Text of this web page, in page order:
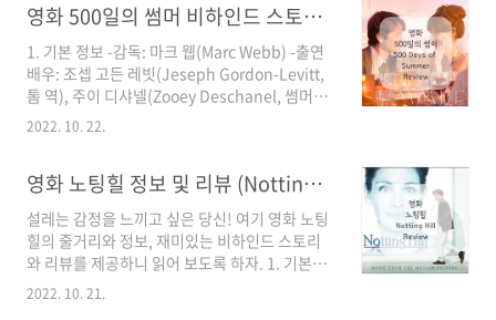
윅(Greta Gerwig, 샐리 역), 우디 앨런(Woody
Allen, 제리 역) -러닝 타임: 111분 -개봉 연도:
2013년 2. 영화의 줄거리 : 4가지 이야기로 구성
되어 있다. 미국에서 로마에 여행을 온 '헤일리'는
우연히 만난 로마에 사는 '미켈란젤로'와 사랑에
빠진다. 상견례를 하기 위해 그녀의 부모님인 제
영화 500일의 썸머 비하인드 스토리 및 리뷰(500 days Of Summer) / 우리 모두가 지나온 계절
1. 기본 정보 -감독: 마크 웹(Marc Webb) -출연
배우: 조셉 고든 레빗(Jeseph Gordon-Levitt,
톰 역), 주이 디샤넬(Zooey Deschanel, 썸머
역), 클로이 모레츠(Chloë Grace Moretz, 레이
국에선 2009년) 2. 영화의 줄거리 운명적인 사랑
을 믿으며 자신의 감정에 충실한 '톰'이 통통 튀는
특별한 여자 '썸머'를 우연히 만나고 사랑에 빠졌
다. 가벼운 만남을 추구하고 사랑은 환상이라고
믿는 '썸머'와 자신도 진지한 만남 보단 가벼운 만
남을 좋아한다고 착각했던 '톰'의 연애 초반은 행
2022. 10. 22.
영화 노팅힐 정보 및 리뷰 (Notting hill) / Surreal, but nice.
설레는 감정을 느끼고 싶은 당신! 여기 영화 노팅
힐의 줄거리와 정보, 재미있는 비하인드 스토리
와 리뷰를 제공하니 읽어 보도록 하자. 1. 기본정
보 -감독: 로저 미첼(Roger Michell) -출연 배우:
2022. 10. 21.